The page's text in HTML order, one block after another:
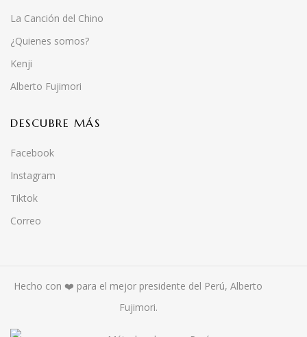
La Canción del Chino
¿Quienes somos?
Kenji
Alberto Fujimori
DESCUBRE MÁS
Facebook
Instagram
Tiktok
Correo
Hecho con ❤️ para el mejor presidente del Perú, Alberto
Fujimori.